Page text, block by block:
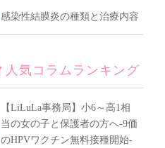
感染性結膜炎の種類と治療内容
人気コラムランキング
【LiLuLa事務局】小6～高1相
当の女の子と保護者の方へ-9価
のHPVワクチン無料接種開始-